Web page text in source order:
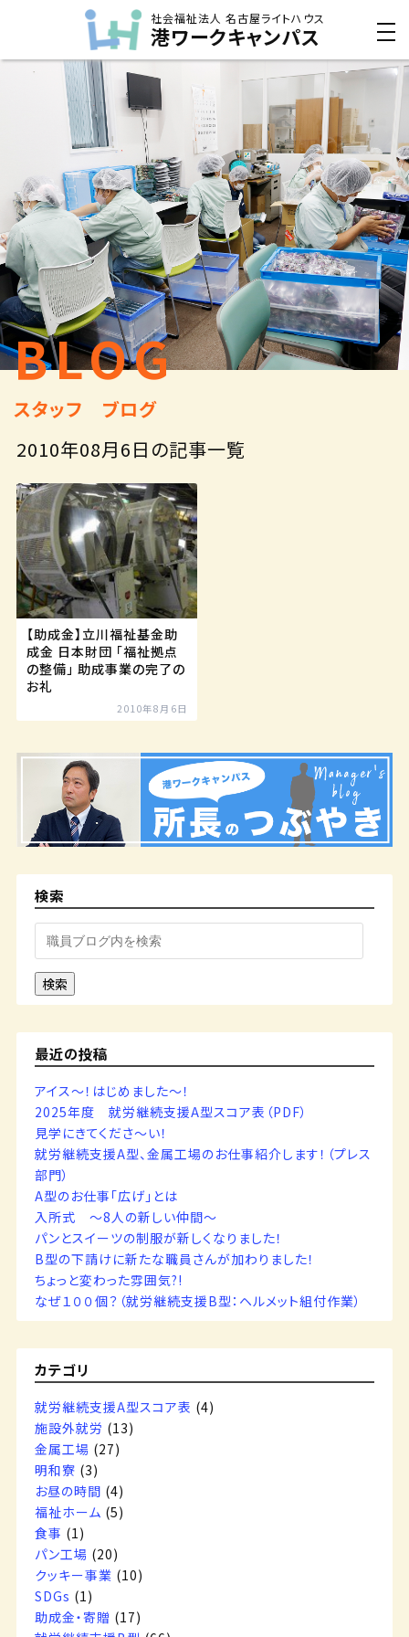
社会福祉法人 名古屋ライトハウス
港ワークキャンパス
BLOG
スタッフ ブログ
2010年08月6日の記事一覧
【助成金】立川福祉基金助
成金 日本財団 「福祉拠点
の整備」 助成事業の完了の
お礼
2010年8月6日
検索
検索
最近の投稿
アイス～！はじめました～！
2025年度 就労継続支援A型スコア表（PDF）
見学にきてくださ～い！
就労継続支援A型、金属工場のお仕事紹介します！（プレス
部門）
A型のお仕事「広げ」とは
入所式 ～8人の新しい仲間～
パンとスイーツの制服が新しくなりました！
B型の下請けに新たな職員さんが加わりました！
ちょっと変わった雰囲気?!
なぜ１００個？（就労継続支援B型：ヘルメット組付作業）
カテゴリ
就労継続支援A型スコア表 (4)
施設外就労 (13)
金属工場 (27)
明和寮 (3)
お昼の時間 (4)
福祉ホーム (5)
食事 (1)
パン工場 (20)
クッキー事業 (10)
SDGs (1)
助成金・寄贈 (17)